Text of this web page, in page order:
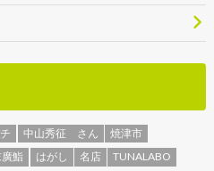
中山秀征 さん
焼津市
鮨 はがし 名店 TUNALABO